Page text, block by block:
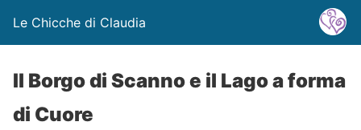
Le Chicche di Claudia
Il Borgo di Scanno e il Lago a forma
di Cuore